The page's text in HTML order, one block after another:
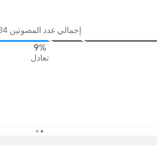
إجمالي عدد المصوتين 34
9%
تعادل